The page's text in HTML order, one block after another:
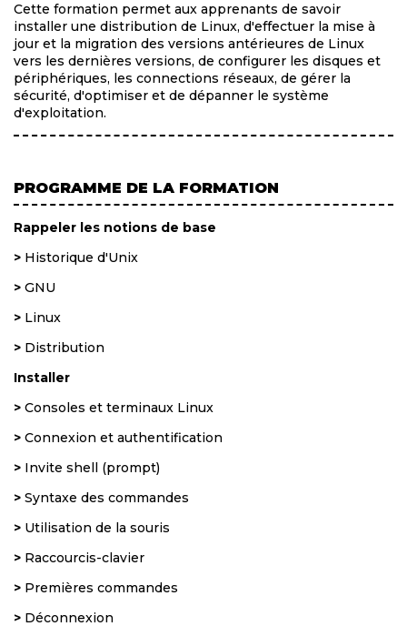
Cette formation permet aux apprenants de savoir
installer une distribution de Linux, d'effectuer la mise à
jour et la migration des versions antérieures de Linux
vers les dernières versions, de configurer les disques et
périphériques, les connections réseaux, de gérer la
sécurité, d'optimiser et de dépanner le système
d'exploitation.
PROGRAMME DE LA FORMATION
Rappeler les notions de base
> Historique d'Unix
> GNU
> Linux
> Distribution
Installer
> Consoles et terminaux Linux
> Connexion et authentification
> Invite shell (prompt)
> Syntaxe des commandes
> Utilisation de la souris
> Raccourcis-clavier
> Premières commandes
> Déconnexion